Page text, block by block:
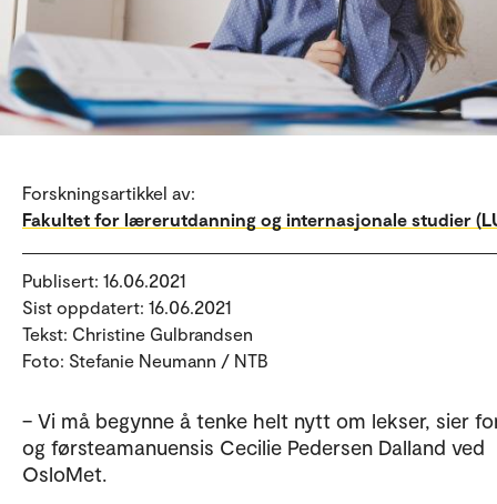
Forskningsartikkel av:
Fakultet for lærerutdanning og internasjonale studier
Publisert: 16.06.2021
Sist oppdatert: 16.06.2021
Tekst: Christine Gulbrandsen
Foto: Stefanie Neumann / NTB
– Vi må begynne å tenke helt nytt om lekser, sier
og førsteamanuensis Cecilie Pedersen Dalland ved
OsloMet.